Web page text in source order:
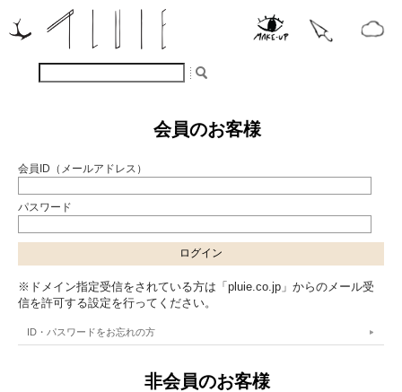
会員のお客様
会員ID（メールアドレス）
パスワード
※ドメイン指定受信をされている方は「pluie.co.jp」からのメール受
信を許可する設定を行ってください。
ID・パスワードをお忘れの方
非会員のお客様